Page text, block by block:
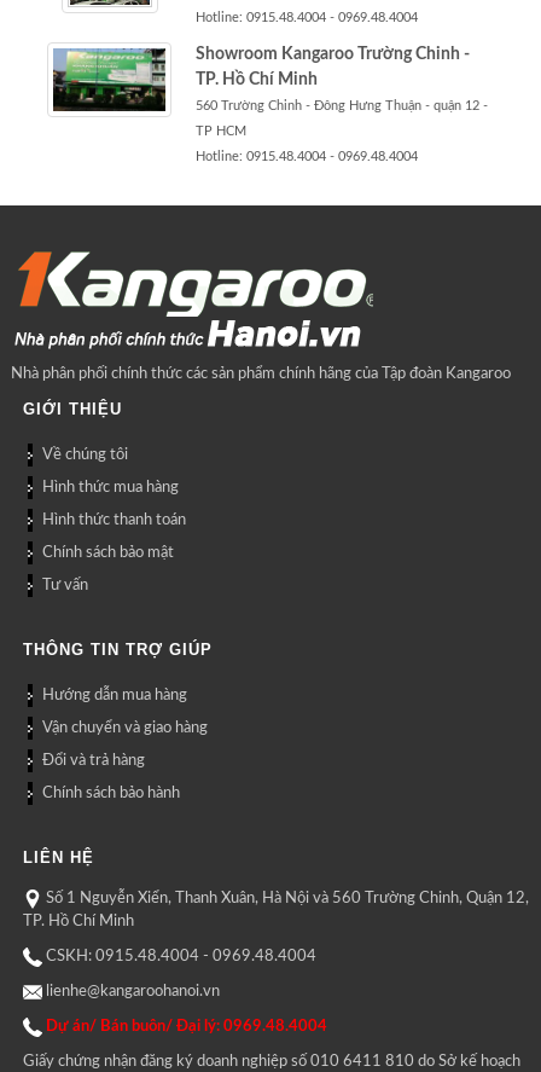
Hotline: 0915.48.4004 - 0969.48.4004
Showroom Kangaroo Trường Chinh -
TP. Hồ Chí Minh
560 Trường Chinh - Đông Hưng Thuận - quận 12 -
TP HCM
Hotline: 0915.48.4004 - 0969.48.4004
Nhà phân phối chính thức các sản phẩm chính hãng của Tập đoàn Kangaroo
GIỚI THIỆU
Về chúng tôi
Hình thức mua hàng
Hình thức thanh toán
Chính sách bảo mật
Tư vấn
THÔNG TIN TRỢ GIÚP
Hướng dẫn mua hàng
Vận chuyển và giao hàng
Đổi và trả hàng
Chính sách bảo hành
LIÊN HỆ
Số 1 Nguyễn Xiển, Thanh Xuân, Hà Nội và 560 Trường Chinh, Quận 12,
TP. Hồ Chí Minh
CSKH: 0915.48.4004 - 0969.48.4004
lienhe@kangaroohanoi.vn
Dự án/ Bán buôn/ Đại lý: 0969.48.4004
Giấy chứng nhận đăng ký doanh nghiệp số 010 6411 810 do Sở kế hoạch